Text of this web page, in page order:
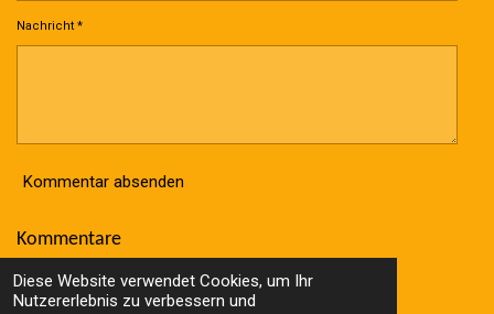
Diese Website verwendet Cookies, um Ihr
Nutzererlebnis zu verbessern und
Nachricht *
Kommentar absenden
Kommentare
Es gibt noch keine Kommentare.
© 2023 - 2026 Wolle Online Shop